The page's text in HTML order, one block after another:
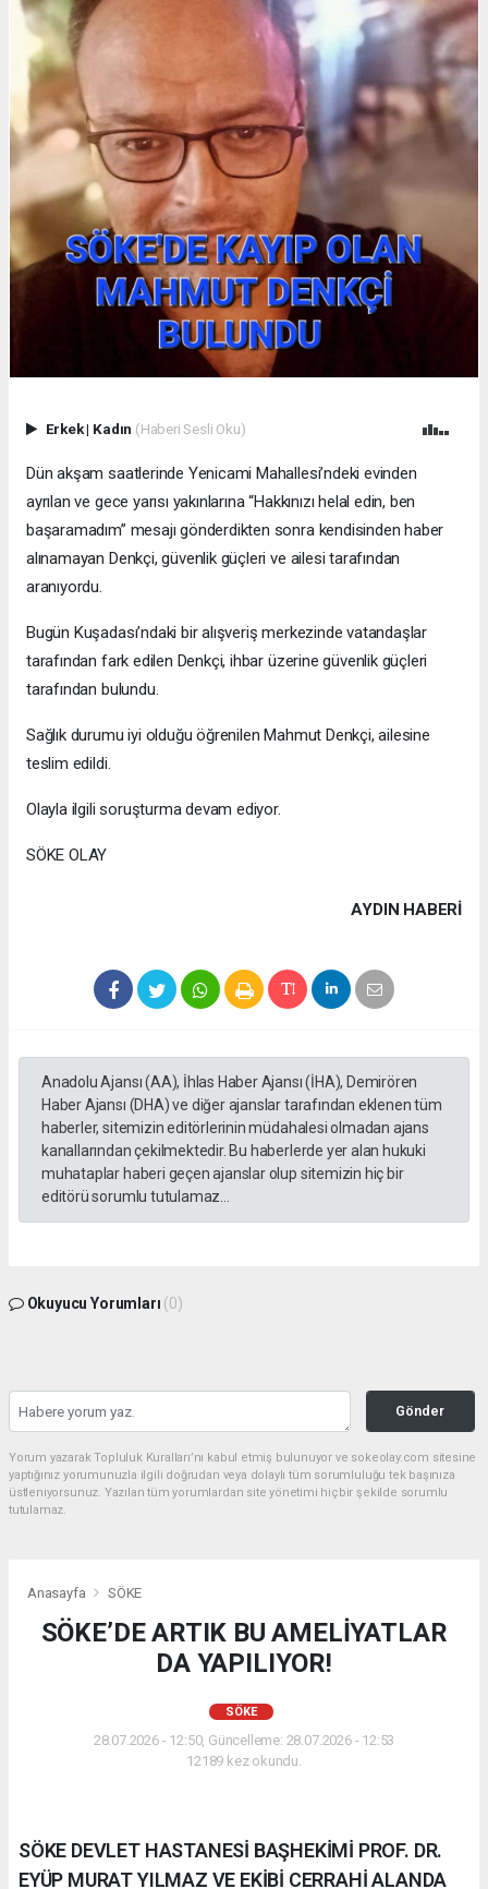
Erkek| Kadın (Haberi Sesli Oku)
Dün akşam saatlerinde Yenicami Mahallesi’ndeki evinden
ayrılan ve gece yarısı yakınlarına “Hakkınızı helal edin, ben
başaramadım” mesajı gönderdikten sonra kendisinden haber
alınamayan Denkçi, güvenlik güçleri ve ailesi tarafından
aranıyordu.
Bugün Kuşadası’ndaki bir alışveriş merkezinde vatandaşlar
tarafından fark edilen Denkçi, ihbar üzerine güvenlik güçleri
tarafından bulundu.
Sağlık durumu iyi olduğu öğrenilen Mahmut Denkçi, ailesine
teslim edildi.
Olayla ilgili soruşturma devam ediyor.
SÖKE OLAY
AYDIN HABERİ
Anadolu Ajansı (AA), İhlas Haber Ajansı (İHA), Demirören
Haber Ajansı (DHA) ve diğer ajanslar tarafından eklenen tüm
haberler, sitemizin editörlerinin müdahalesi olmadan ajans
kanallarından çekilmektedir. Bu haberlerde yer alan hukuki
muhataplar haberi geçen ajanslar olup sitemizin hiç bir
editörü sorumlu tutulamaz...
Okuyucu Yorumları (0)
Gönder
Yorum yazarak Topluluk Kuralları’nı kabul etmiş bulunuyor ve sokeolay.com sitesine
yaptığınız yorumunuzla ilgili doğrudan veya dolaylı tüm sorumluluğu tek başınıza
üstleniyorsunuz. Yazılan tüm yorumlardan site yönetimi hiçbir şekilde sorumlu
tutulamaz.
Anasayfa SÖKE
SÖKE’DE ARTIK BU AMELİYATLAR
DA YAPILIYOR!
SÖKE
28.07.2026 - 12:50, Güncelleme: 28.07.2026 - 12:53
12189 kez okundu.
SÖKE DEVLET HASTANESİ BAŞHEKİMİ PROF. DR.
EYÜP MURAT YILMAZ VE EKİBİ CERRAHİ ALANDA